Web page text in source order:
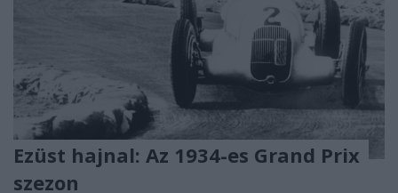
Ezüst hajnal: Az 1934-es Grand Prix
szezon